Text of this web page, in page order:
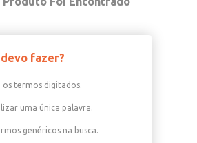
fazer?
os termos digitados.
uma única palavra.
genéricos na busca.